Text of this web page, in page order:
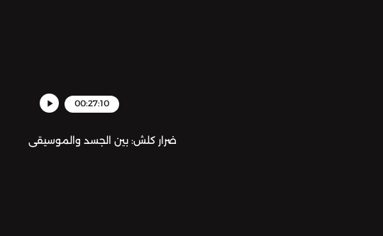
00:27:10
ضرار كلش: بين الجسد والموسيقى